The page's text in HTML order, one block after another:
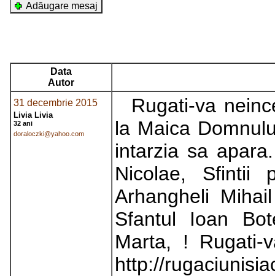
Adăugare mesaj
Data
Autor
31 decembrie 2015
Livia Livia
32 ani
doraloczki@yahoo.com
Rugati-va
la Maica
intarzia sa
Nicolae, Sfintii
Arhangheli
Sfantul Ioan
Marta, ! Rugati-
http://